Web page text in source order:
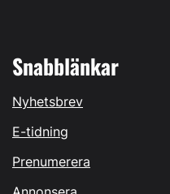
Snabblänkar
Nyhetsbrev
E-tidning
Prenumerera